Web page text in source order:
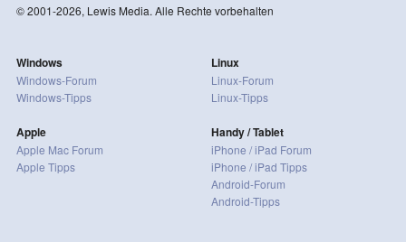
© 2001-2026, Lewis Media. Alle Rechte vorbehalten
Windows
Windows-Forum
Windows-Tipps
Apple
Apple Mac Forum
Apple Tipps
Linux
Linux-Forum
Linux-Tipps
Handy / Tablet
iPhone / iPad Forum
iPhone / iPad Tipps
Android-Forum
Android-Tipps